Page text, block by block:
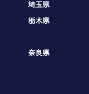
埼玉県
栃木県
奈良県